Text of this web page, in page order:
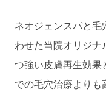
ネオジェンスパと毛
わせた当院オリジナ
つ強い皮膚再生効果
での毛穴治療よりも